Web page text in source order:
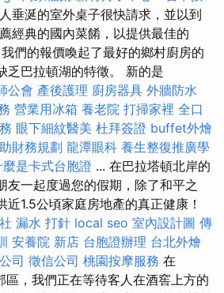
垂涎的室外桌子很快請求，並以到
經典的國內菜餚，以提供最佳的
們的報價喚起了最好的鄉村廚房的
乏巴拉頓湖的特徵。 新的是
公會 產後護理 廚房器具 外牆防水
營業用冰箱 養老院 打掃家裡 全口
眼下細紋醫美 杜拜簽證 buffet外燴
財務規劃 龍潭眼科 養生整復推廣學
麼是卡式台胞證 ... 在巴拉塔頓北岸的
友一起度過您的假期，除了和平之
1.5公頃家庭房地產的真正健康！
漏水 打針 local seo 室內設計圖 傳
安養院 新店 台胞證辦理 台北外燴
司 徵信公司 桃園按摩服務 在
，我們正在等待客人在酒窖上方的